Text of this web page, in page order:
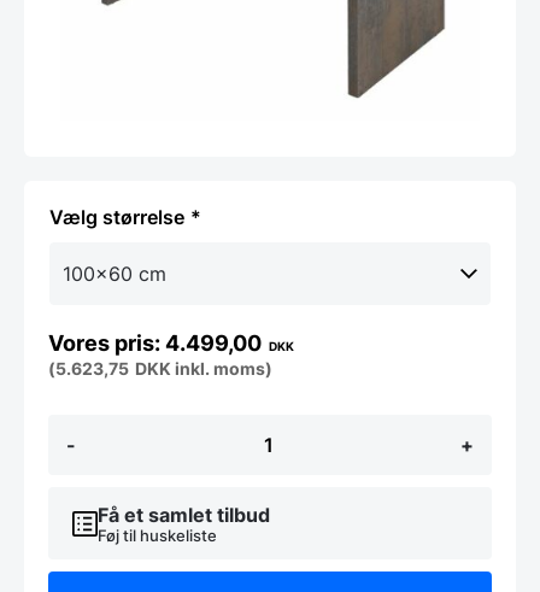
størrelse
-
restaurant
40mm
bordplade
+
4.499,00 DKK
(5.623,75 DKK inkl. moms)
Få et samlet tilbud
Føj til huskeliste